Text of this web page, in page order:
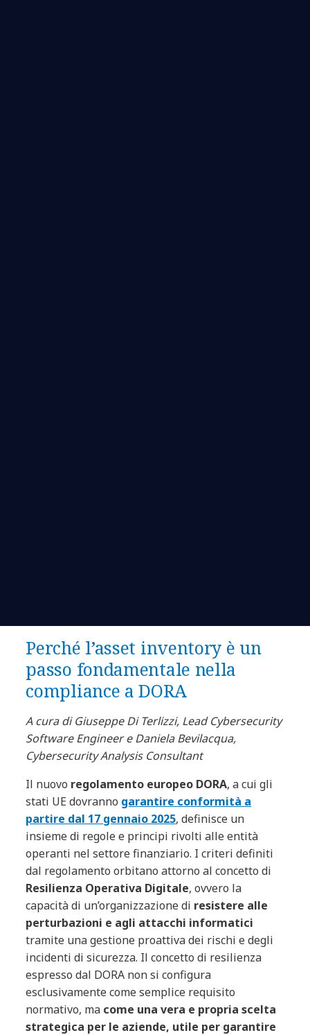
Perché l’asset inventory è un
passo fondamentale nella
compliance a DORA
A cura di Giuseppe Di Terlizzi, Lead Cybersecurity
Software Engineer e Daniela Bevilacqua,
Cybersecurity Analysis Consultant
Il nuovo regolamento europeo DORA, a cui gli
stati UE dovranno garantire conformità a
partire dal 17 gennaio 2025, definisce un
insieme di regole e principi rivolti alle entità
operanti nel settore finanziario. I criteri definiti
dal regolamento orbitano attorno al concetto di
Resilienza Operativa Digitale, ovvero la
capacità di un’organizzazione di resistere alle
perturbazioni e agli attacchi informatici
tramite una gestione proattiva dei rischi e degli
incidenti di sicurezza. Il concetto di resilienza
espresso dal DORA non si configura
esclusivamente come semplice requisito
normativo, ma come una vera e propria scelta
strategica per le aziende, utile per garantire